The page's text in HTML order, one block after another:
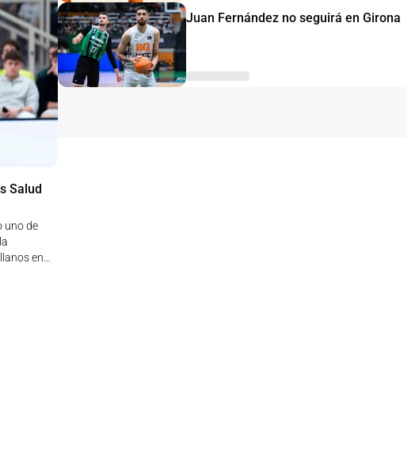
Salud
uno de
en
Juan Fernández no seguirá en Girona